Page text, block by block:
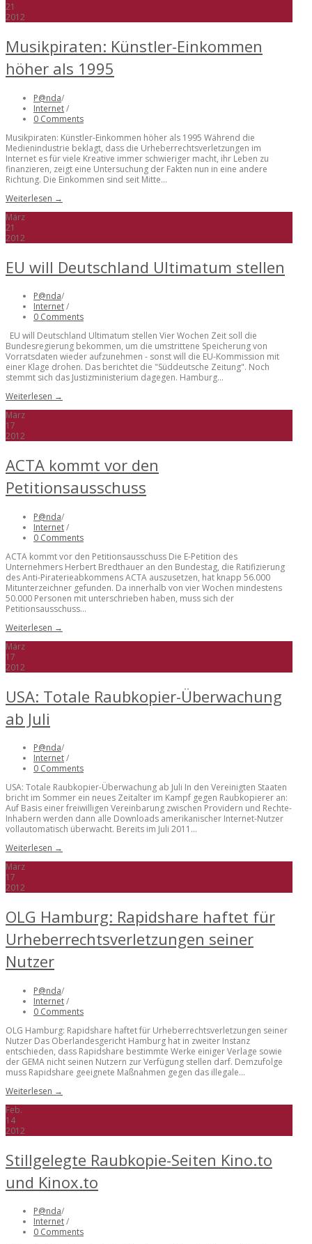
21
2012
Musikpiraten: Künstler-Einkommen
höher als 1995
P@nda/
Internet/
0 Comments
Musikpiraten: Künstler-Einkommen höher als 1995 Während die
Medienindustrie beklagt, dass die Urheberrechtsverletzungen im
Internet es für viele Kreative immer schwieriger macht, ihr Leben zu
finanzieren, zeigt eine Untersuchung der Fakten nun in eine andere
Richtung. Die Einkommen sind seit Mitte...
Weiterlesen →
März
21
2012
EU will Deutschland Ultimatum stellen
P@nda/
Internet/
0 Comments
EU will Deutschland Ultimatum stellen Vier Wochen Zeit soll die
Bundesregierung bekommen, um die umstrittene Speicherung von
Vorratsdaten wieder aufzunehmen - sonst will die EU-Kommission mit
einer Klage drohen. Das berichtet die "Süddeutsche Zeitung". Noch
stemmt sich das Justizministerium dagegen. Hamburg...
Weiterlesen →
März
17
2012
ACTA kommt vor den
Petitionsausschuss
P@nda/
Internet/
0 Comments
ACTA kommt vor den Petitionsausschuss Die E-Petition des
Unternehmers Herbert Bredthauer an den Bundestag, die Ratifizierung
des Anti-Piraterieabkommens ACTA auszusetzen, hat knapp 56.000
Mitunterzeichner gefunden. Da innerhalb von vier Wochen mindestens
50.000 Personen mit unterschrieben haben, muss sich der
Petitionsausschuss...
Weiterlesen →
März
17
2012
USA: Totale Raubkopier-Überwachung
ab Juli
P@nda/
Internet/
0 Comments
USA: Totale Raubkopier-Überwachung ab Juli In den Vereinigten Staaten
bricht im Sommer ein neues Zeitalter im Kampf gegen Raubkopierer an:
Auf Basis einer freiwilligen Vereinbarung zwischen Providern und Rechte-
Inhabern werden dann alle Downloads amerikanischer Internet-Nutzer
vollautomatisch überwacht. Bereits im Juli 2011...
Weiterlesen →
März
17
2012
OLG Hamburg: Rapidshare haftet für
Urheberrechtsverletzungen seiner
Nutzer
P@nda/
Internet/
0 Comments
OLG Hamburg: Rapidshare haftet für Urheberrechtsverletzungen seiner
Nutzer Das Oberlandesgericht Hamburg hat in zweiter Instanz
entschieden, dass Rapidshare bestimmte Werke einiger Verlage sowie
der GEMA nicht seinen Nutzern zur Verfügung stellen darf. Demzufolge
muss Rapidshare geeignete Maßnahmen gegen das illegale...
Weiterlesen →
Feb.
14
2012
Stillgelegte Raubkopie-Seiten Kino.to
und Kinox.to
P@nda/
Internet/
0 Comments